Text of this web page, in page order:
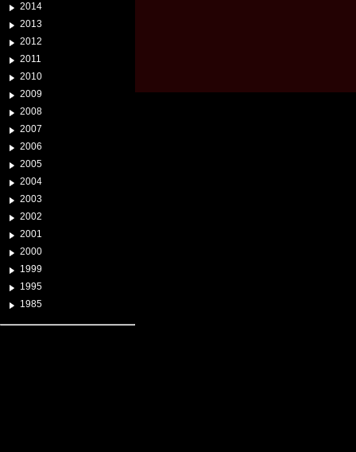
2014
2013
2012
2011
2010
2009
2008
2007
2006
2005
2004
2003
2002
2001
2000
1999
1995
1985